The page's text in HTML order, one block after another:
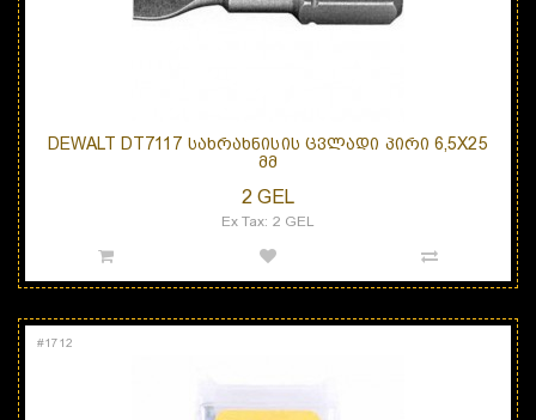
DEWALT DT7117 ᲡᲐᲮᲠᲐᲮᲜᲘᲡᲘᲡ ᲪᲕᲚᲐᲓᲘ ᲞᲘᲠᲘ 6,5X25
ᲛᲛ
2 GEL
Ex Tax: 2 GEL
#1712